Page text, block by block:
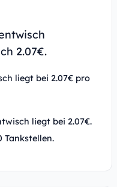
2.07€.
liegt bei 2.07€ pro
liegt bei 2.07€.
Tankstellen.